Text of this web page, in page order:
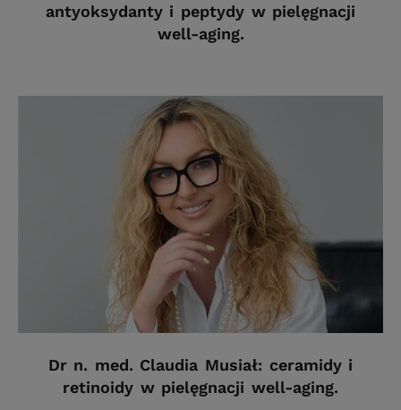
antyoksydanty i peptydy w pielęgnacji
well-aging.
Dr n. med. Claudia Musiał: ceramidy i
retinoidy w pielęgnacji well-aging.